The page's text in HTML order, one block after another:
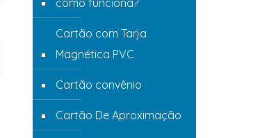
como funciona?
Cartão com Tarja
Magnética PVC
Cartão convênio
Cartão De Aproximação